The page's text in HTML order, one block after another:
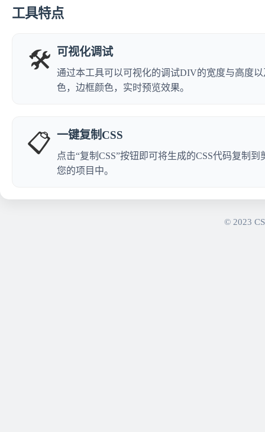
工具特点
🛠️ 可视化调试
通过本工具可以可视化的调试DIV的宽度与高度
色，边框颜色，实时预览效果。
📋 一键复制CSS
点击“复制CSS”按钮即可将生成的CSS代码复制
您的项目中。
© 2023